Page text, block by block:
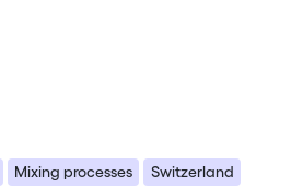
Mixing processes Switzerland